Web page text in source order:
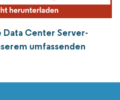
Center Server-
umfassenden